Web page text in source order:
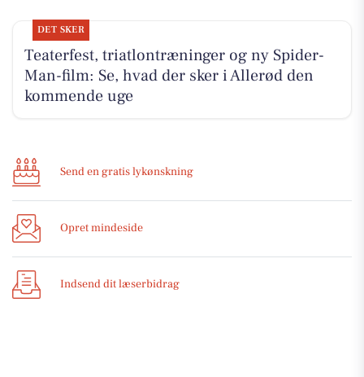
DET SKER
Teaterfest, triatlontræninger og ny Spider-
Man-film: Se, hvad der sker i Allerød den
kommende uge
Send en gratis lykønskning
Opret mindeside
Indsend dit læserbidrag